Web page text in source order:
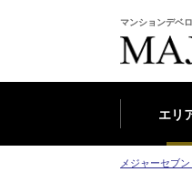
マンションデベ
エリ
メジャーセブ